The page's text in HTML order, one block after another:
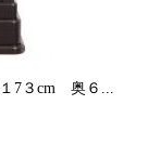
7３cm 奥６...